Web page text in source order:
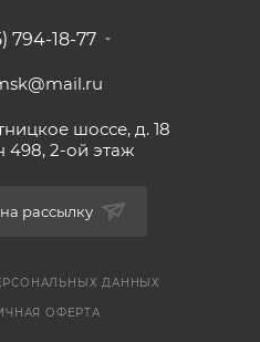
794-18-77
шоссе, д. 18
498, 2-ой этаж
рассылку
ДАННЫХ
ОФЕРТА